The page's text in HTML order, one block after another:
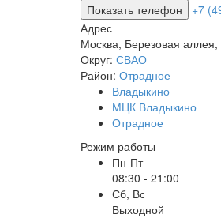
Показать телефон
+7
Адрес
Москва, Березовая
Округ: СВАО
Район: Отрадное
Владыкино
МЦК Владыкино
Отрадное
Режим работы
Пн-Пт
08:30 - 21:00
Сб, Вс
Выходной